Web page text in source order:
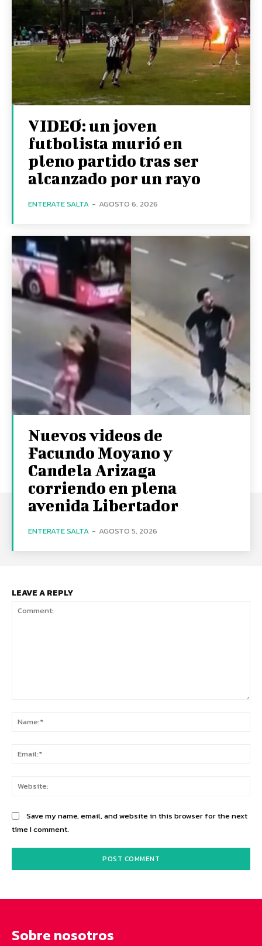
VIDEO: un joven
futbolista murió en
pleno partido tras ser
alcanzado por un rayo
ENTERATE SALTA - AGOSTO 6, 2026
Nuevos videos de
Facundo Moyano y
Candela Arizaga
corriendo en plena
avenida Libertador
ENTERATE SALTA - AGOSTO 5, 2026
LEAVE A REPLY
Save my name, email, and website in this browser for the next
time I comment.
Sobre nosotros